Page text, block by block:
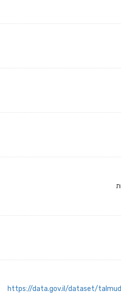
https://data.gov.il/dataset/